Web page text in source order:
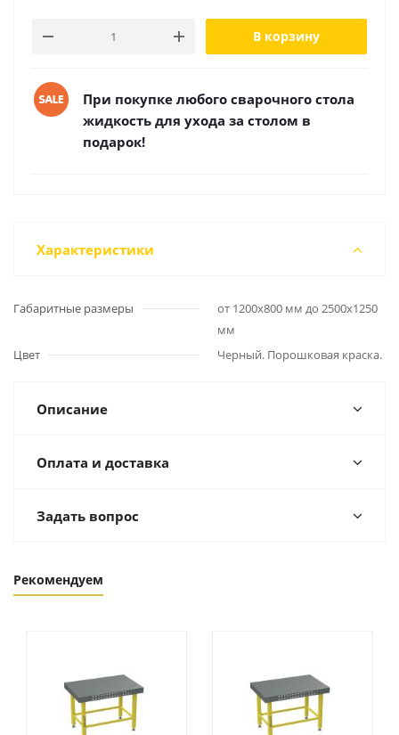
В корзину
При покупке любого сварочного стола
жидкость для ухода за столом в
подарок!
Характеристики
Габаритные размеры
от 1200х800 мм до 2500х1250
мм
Цвет
Черный. Порошковая краска.
Описание
Оплата и доставка
Задать вопрос
Рекомендуем